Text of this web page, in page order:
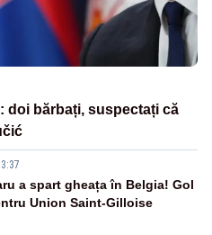
doi bărbați, suspectați că
a spart gheața în Belgia! Gol
Union Saint-Gilloise